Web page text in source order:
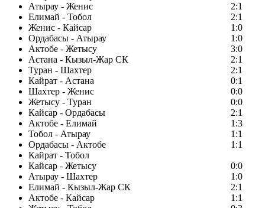
Атырау - Женис
2:1
Елимай - Тобол
2:1
Женис - Кайсар
1:0
Ордабасы - Атырау
1:0
Актобе - Жетысу
3:0
Астана - Кызыл-Жар СК
2:1
Туран - Шахтер
2:1
Кайрат - Астана
0:1
Шахтер - Женис
0:0
Жетысу - Туран
0:0
Кайсар - Ордабасы
2:1
Актобе - Елимай
1:3
Тобол - Атырау
1:1
Ордабасы - Актобе
1:1
Кайрат - Тобол
Кайсар - Жетысу
0:0
Атырау - Шахтер
1:0
Елимай - Кызыл-Жар СК
2:1
Актобе - Кайсар
1:1